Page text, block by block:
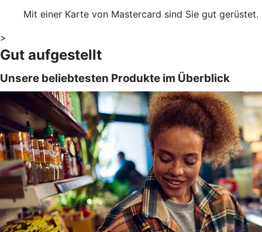
Mit einer Karte von Mastercard sind Sie gut gerüstet.
>
Gut aufgestellt
Unsere beliebtesten Produkte im Überblick